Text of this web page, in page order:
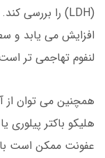
افزایش می یابد و
لنفوم تهاجمی تر
همچنین می توان از
هلیکو باکتر پیلوری
عفونت ممکن است